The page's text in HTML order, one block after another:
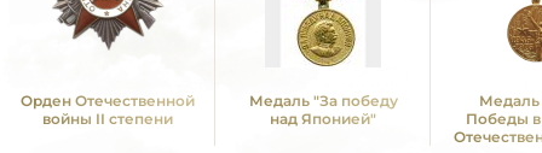
Орден Отечественной
войны II степени
Медаль "За победу
над Японией"
Медаль
Победы